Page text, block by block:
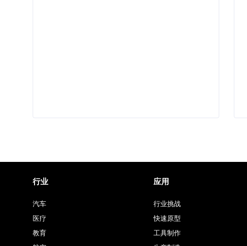
行业
汽车
医疗
教育
应用
行业挑战
快速原型
工具制作